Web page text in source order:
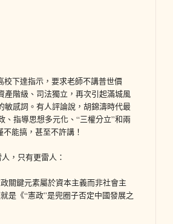
校下達指示，要求老師不講普世價
產階級、司法獨立，再次引起滿城風
敏感詞。有人評論說，胡錦濤時代最
、指導思想多元化、“三權分立”和兩
能搞，甚至不許講！
，只有更雷人：
關鍵元素屬於資本主義而非社會主
是《“憲政”是兜圈子否定中國發展之